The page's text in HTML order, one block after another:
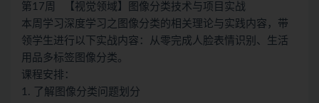
第17周 【视觉领域】图像分类技术与项目实战
本周学习深度学习之图像分类的相关理论与实践内容，带
领学生进行以下实战内容：从零完成人脸表情识别、生活
用品多标签图像分类。
课程安排：
1. 了解图像分类问题划分